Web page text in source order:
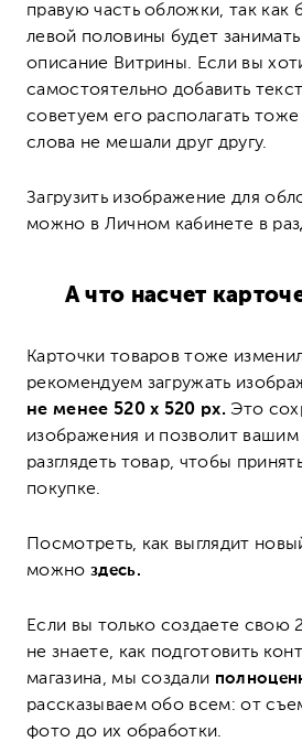
правую часть обложки, так как
левой половины будет
описание Витрины. Если вы
самостоятельно добавить
советуем его располагать
слова не мешали друг другу.
Загрузить изображение для
можно в Личном кабинете в
А что насчет
Карточки товаров тоже
рекомендуем загружать
не менее 520 х 520 рх. Это
изображения и позволит
разглядеть товар, чтобы
покупке.
Посмотреть, как выглядит
можно здесь.
Если вы только создаете свою
не знаете, как подготовить
магазина, мы создали
рассказываем обо всем: от
фото до их обработки.